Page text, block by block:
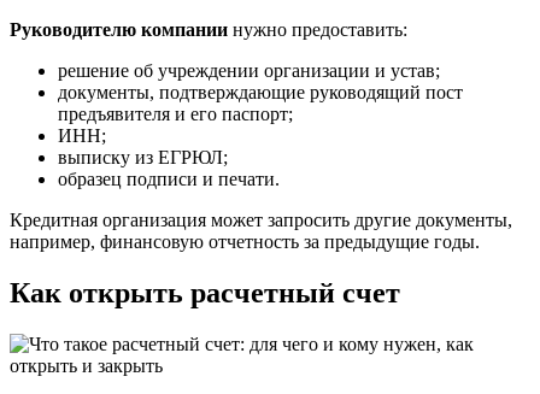
Руководителю компании нужно предоставить:
решение об учреждении организации и устав;
документы, подтверждающие руководящий пост
предъявителя и его паспорт;
ИНН;
выписку из ЕГРЮЛ;
образец подписи и печати.
Кредитная организация может запросить другие документы,
например, финансовую отчетность за предыдущие годы.
Как открыть расчетный счет